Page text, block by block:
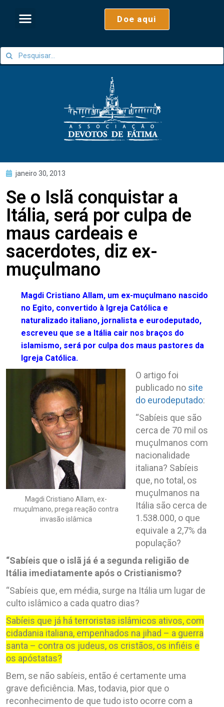
Doe aqui
janeiro 30, 2013
Se o Islã conquistar a
Itália, será por culpa de
maus cardeais e
sacerdotes, diz ex-
muçulmano
Magdi Cristiano Allam, um ex-muçulmano nascido
no Egito, convertido à Igreja Católica e
naturalizado italiano, jornalista e eurodeputado,
escreveu que se a Itália cair nos braços do
islamismo, será por culpa dos maus pastores da
Igreja Católica.
Magdi Cristiano Allam, ex-
muçulmano, prega reação contra
invasão islâmica
O artigo foi
publicado no site
do eurodeputado:
“Sabíeis que são
cerca de 70 mil os
muçulmanos com
nacionalidade
italiana? Sabíeis
que, no total, os
muçulmanos na
Itália são cerca de
1.538.000, o que
equivale a 2,7% da
população?
“Sabíeis que o islã já é a segunda religião de
Itália imediatamente após o Cristianismo?
“Sabíeis que, em média, surge na Itália um lugar de
culto islâmico a cada quatro dias?
Sabíeis que já há terroristas islâmicos ativos, com
cidadania italiana, empenhados na jihad – a guerra
santa – contra os judeus, os cristãos, os infiéis e
os apóstatas?
Bem, se não sabíeis, então é certamente uma
grave deficiência. Mas, todavia, pior que o
reconhecimento de que tudo isto ocorre com a